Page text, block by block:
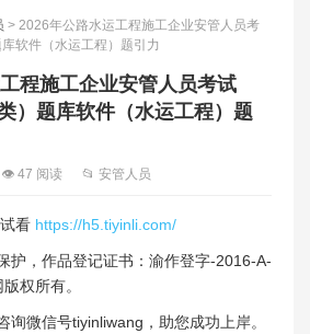
> 2026年公路水运工程施工企业安管人员考
软件（水运工程）题引力
程施工企业安管人员考试
）题库软件（水运工程）题
👁 47 阅读 📂 安管人员
看 https://h5.tiyinli.com/
护，作品登记证书：渝作登字-2016-A-
权所有。
询微信号tiyinliwang，助您成功上岸。